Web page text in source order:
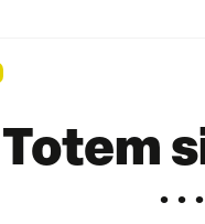
Totem